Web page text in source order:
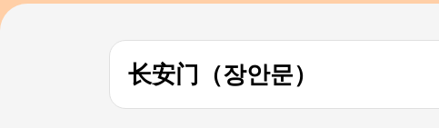
长安门（장안문）